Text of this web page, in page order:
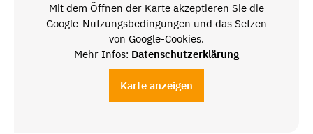
Mit dem Öffnen der Karte akzeptieren Sie die
Google-Nutzungsbedingungen und das Setzen
von Google-Cookies.
Mehr Infos: Datenschutzerklärung
Karte anzeigen